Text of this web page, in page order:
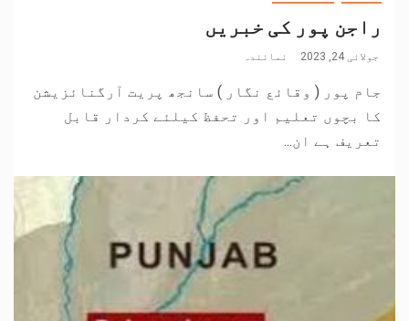
راجن پور کی خبریں
جولائی 24, 2023 نمائندہ
جام پور ( وقائع نگار ) سانجھ پریت آرگنائزیشن
کا بچوں تعلیم اور تحفظ کیلئے کردار قابل
تعریف ہے ان...